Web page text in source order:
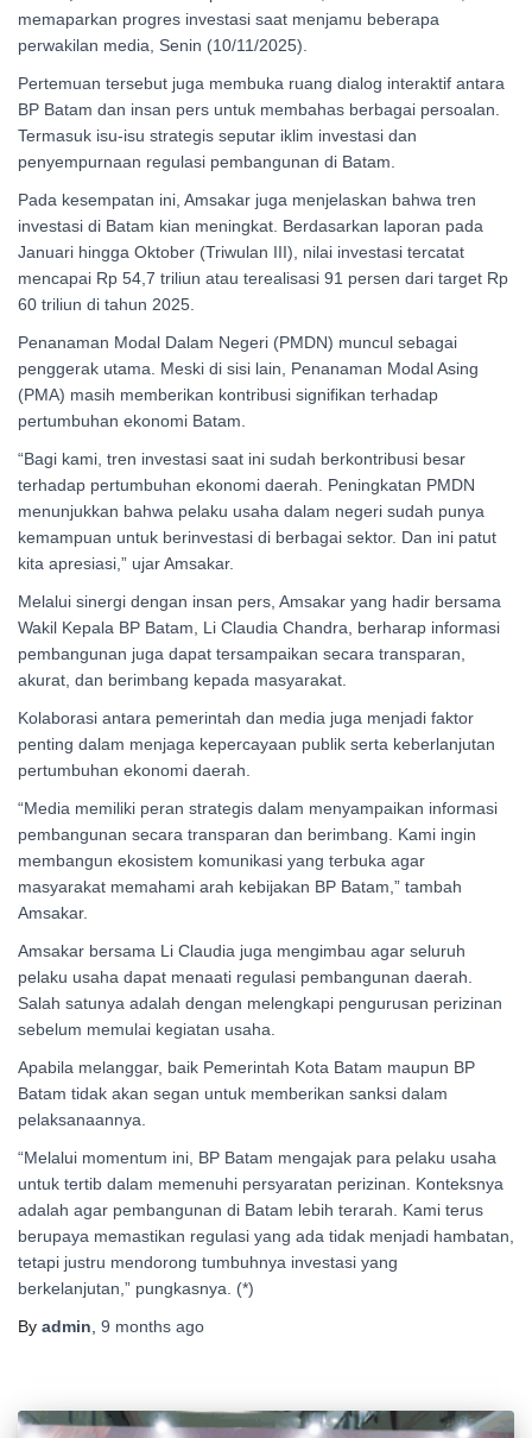
memaparkan progres investasi saat menjamu beberapa
perwakilan media, Senin (10/11/2025).
Pertemuan tersebut juga membuka ruang dialog interaktif antara
BP Batam dan insan pers untuk membahas berbagai persoalan.
Termasuk isu-isu strategis seputar iklim investasi dan
penyempurnaan regulasi pembangunan di Batam.
Pada kesempatan ini, Amsakar juga menjelaskan bahwa tren
investasi di Batam kian meningkat. Berdasarkan laporan pada
Januari hingga Oktober (Triwulan III), nilai investasi tercatat
mencapai Rp 54,7 triliun atau terealisasi 91 persen dari target Rp
60 triliun di tahun 2025.
Penanaman Modal Dalam Negeri (PMDN) muncul sebagai
penggerak utama. Meski di sisi lain, Penanaman Modal Asing
(PMA) masih memberikan kontribusi signifikan terhadap
pertumbuhan ekonomi Batam.
“Bagi kami, tren investasi saat ini sudah berkontribusi besar
terhadap pertumbuhan ekonomi daerah. Peningkatan PMDN
menunjukkan bahwa pelaku usaha dalam negeri sudah punya
kemampuan untuk berinvestasi di berbagai sektor. Dan ini patut
kita apresiasi,” ujar Amsakar.
Melalui sinergi dengan insan pers, Amsakar yang hadir bersama
Wakil Kepala BP Batam, Li Claudia Chandra, berharap informasi
pembangunan juga dapat tersampaikan secara transparan,
akurat, dan berimbang kepada masyarakat.
Kolaborasi antara pemerintah dan media juga menjadi faktor
penting dalam menjaga kepercayaan publik serta keberlanjutan
pertumbuhan ekonomi daerah.
“Media memiliki peran strategis dalam menyampaikan informasi
pembangunan secara transparan dan berimbang. Kami ingin
membangun ekosistem komunikasi yang terbuka agar
masyarakat memahami arah kebijakan BP Batam,” tambah
Amsakar.
Amsakar bersama Li Claudia juga mengimbau agar seluruh
pelaku usaha dapat menaati regulasi pembangunan daerah.
Salah satunya adalah dengan melengkapi pengurusan perizinan
sebelum memulai kegiatan usaha.
Apabila melanggar, baik Pemerintah Kota Batam maupun BP
Batam tidak akan segan untuk memberikan sanksi dalam
pelaksanaannya.
“Melalui momentum ini, BP Batam mengajak para pelaku usaha
untuk tertib dalam memenuhi persyaratan perizinan. Konteksnya
adalah agar pembangunan di Batam lebih terarah. Kami terus
berupaya memastikan regulasi yang ada tidak menjadi hambatan,
tetapi justru mendorong tumbuhnya investasi yang
berkelanjutan,” pungkasnya. (*)
By admin 9 months ago